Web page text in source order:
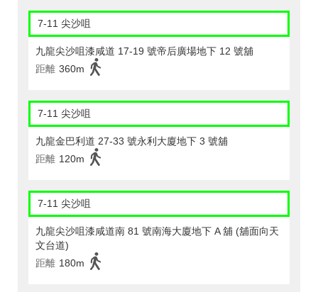
7-11 尖沙咀
九龍尖沙咀漆咸道 17-19 號帝后廣場地下 12 號舖
距離 360m
7-11 尖沙咀
九龍金巴利道 27-33 號永利大廈地下 3 號舖
距離 120m
7-11 尖沙咀
九龍尖沙咀漆咸道南 81 號南海大廈地下 A 舖 (舖面向天
文台道)
距離 180m